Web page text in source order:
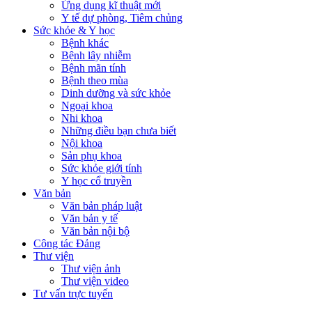
Ứng dụng kĩ thuật mới
Y tế dự phòng, Tiêm chủng
Sức khỏe & Y học
Bệnh khác
Bệnh lây nhiễm
Bệnh mãn tính
Bệnh theo mùa
Dinh dưỡng và sức khỏe
Ngoại khoa
Nhi khoa
Những điều bạn chưa biết
Nội khoa
Sản phụ khoa
Sức khỏe giới tính
Y học cổ truyền
Văn bản
Văn bản pháp luật
Văn bản y tế
Văn bản nội bộ
Công tác Đảng
Thư viện
Thư viện ảnh
Thư viện video
Tư vấn trực tuyến